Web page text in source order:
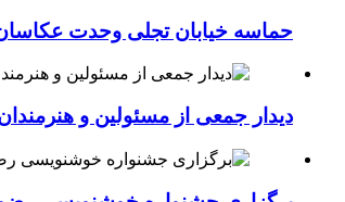
حماسه خیابان تجلی وحدت عکاسان
دیدار جمعی از مسئولین و